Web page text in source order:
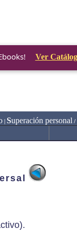
Ver
| Superación personal /